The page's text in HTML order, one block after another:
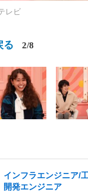
レビ
る 2/8
インフラエンジニア/
開発エンジニア